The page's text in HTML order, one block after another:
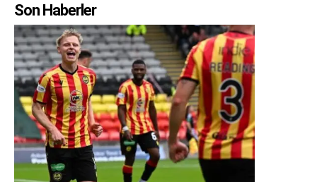
Son Haberler